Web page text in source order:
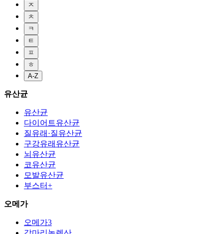
ㅈ
ㅊ
ㅋ
ㅌ
ㅍ
ㅎ
A-Z
유산균
유산균
다이어트유산균
질유래·질유산균
구강유래유산균
뇌유산균
코유산균
모발유산균
부스터+
오메가
오메가3